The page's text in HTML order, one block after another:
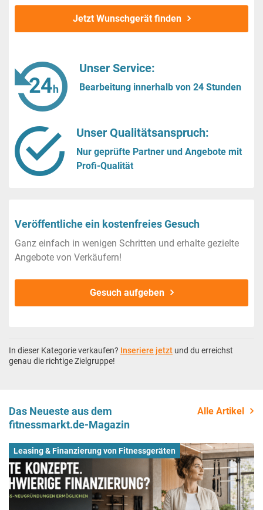
Jetzt Wunschgerät finden
Unser Service:
Bearbeitung innerhalb von 24 Stunden
Unser Qualitätsanspruch:
Nur geprüfte Partner und Angebote mit
Profi-Qualität
Veröffentliche ein kostenfreies Gesuch
Ganz einfach in wenigen Schritten und erhalte gezielte
Angebote von Verkäufern!
Gesuch aufgeben
In dieser Kategorie verkaufen? Inseriere jetzt und du erreichst
genau die richtige Zielgruppe!
Das Neueste aus dem
fitnessmarkt.de-Magazin
Alle Artikel
Leasing & Finanzierung von Fitnessgeräten